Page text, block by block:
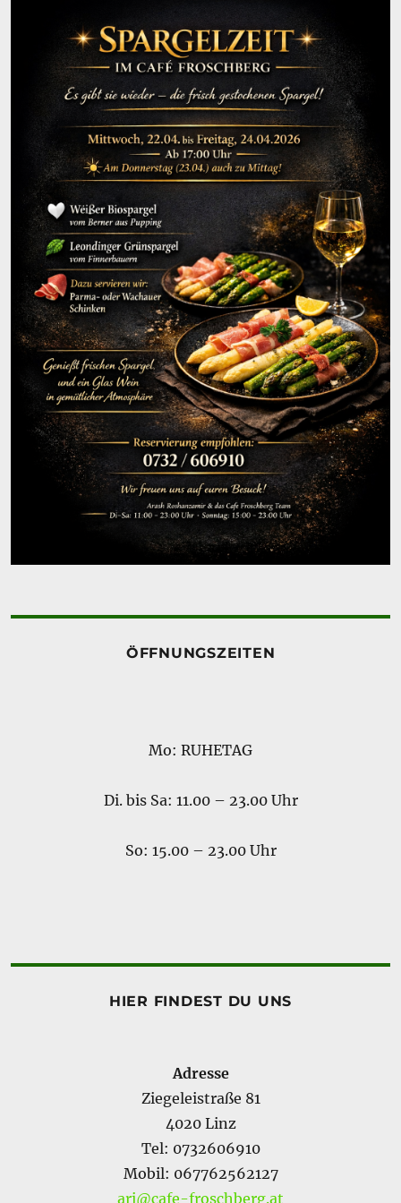
ÖFFNUNGSZEITEN
Mo: RUHETAG
Di. bis Sa: 11.00 – 23.00 Uhr
So: 15.00 – 23.00 Uhr
HIER FINDEST DU UNS
Adresse
Ziegeleistraße 81
4020 Linz
Tel: 0732606910
Mobil: 067762562127
ari@cafe-froschberg.at